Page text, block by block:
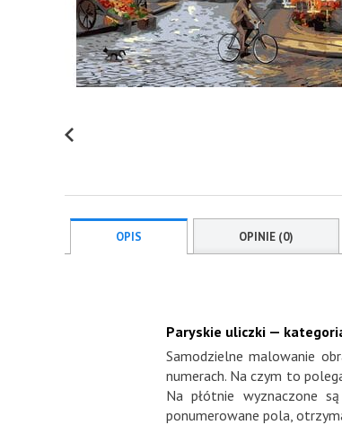
OPIS OPINIE (0)
Paryskie uliczki —
Samodzielne malowanie
numerach. Na czym to
Na płótnie wyznaczone
ponumerowane pola,